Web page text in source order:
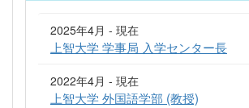
2025年4月 - 現在
上智大学 学事局 入学センター長
2022年4月 - 現在
上智大学 外国語学部 (教授)